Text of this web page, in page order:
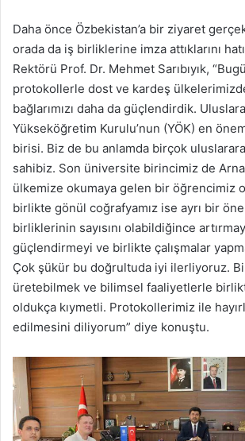
Daha önce Özbekistan’a bir ziyaret
orada da iş birliklerine imza attıklarını
Rektörü Prof. Dr. Mehmet Sarıbıyık,
protokollerle dost ve kardeş
bağlarımızı daha da güçlendirdik.
Yükseköğretim Kurulu’nun (YÖK) en
birisi. Biz de bu anlamda birçok
sahibiz. Son üniversite birincimiz de
ülkemize okumaya gelen bir öğrencimiz
birlikte gönül coğrafyamız ise ayrı bir
birliklerinin sayısını olabildiğince
güçlendirmeyi ve birlikte çalışmalar
Çok şükür bu doğrultuda iyi ilerliyoruz.
üretebilmek ve bilimsel faaliyetlerle
oldukça kıymetli. Protokollerimiz ile
edilmesini diliyorum” diye konuştu.